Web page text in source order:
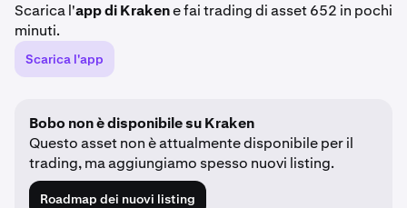
Scarica l'app di Krakene fai trading di asset 652 in pochi
minuti.
Scarica l'app
Bobo non è disponibile su Kraken
Questo asset non è attualmente disponibile per il
trading, ma aggiungiamo spesso nuovi listing.
Roadmap dei nuovi listing